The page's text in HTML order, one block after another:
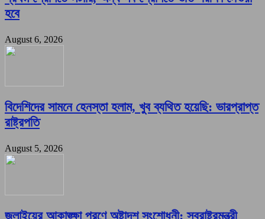
হবে
August 6, 2026
বিদেশিদের সামনে হেনস্তা হলাম, খুব ব্যথিত হয়েছি: ভারপ্রাপ্ত
রাষ্ট্রপতি
August 5, 2026
জুলাইয়ের আকাঙ্ক্ষা পূরণে অষ্টাদশ সংশোধনী: স্বরাষ্ট্রমন্ত্রী